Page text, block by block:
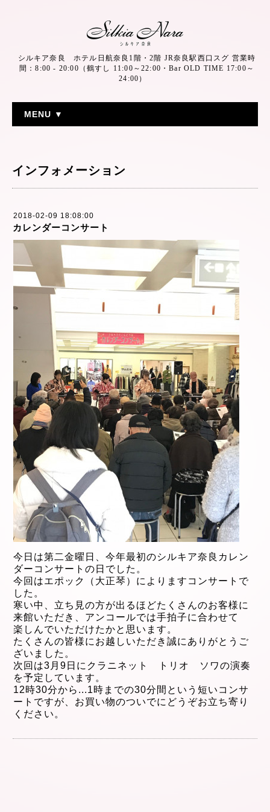
シルキア奈良 ホテル日航奈良1階・2階 JR奈良駅西口スグ 営業時
間：8:00 - 20:00（鶴すし 11:00～22:00・Bar OLD TIME 17:00～
24:00）
MENU ▼
インフォメーション
2018-02-09 18:08:00
カレンダーコンサート
今日は第二金曜日、今年最初のシルキア奈良カレン
ダーコンサートの日でした。
今回はエポック（大正琴） によります コンサート で
した。
寒い中、立ち見の方が出るほどたくさんのお客様に
来館いただき、アンコールでは手拍子に合わせて
楽しんでいただけたかと思います。
たくさんの皆様にお越しいただき 誠にありがとうご
ざいました。
次回は3月9 日にクラニネット トリオ ソワの演奏
を予定しています。
12時30分から ...1時までの30分間という短いコンサ
ートですが、 お買い物のついでにどうぞお立ち寄り
ください。